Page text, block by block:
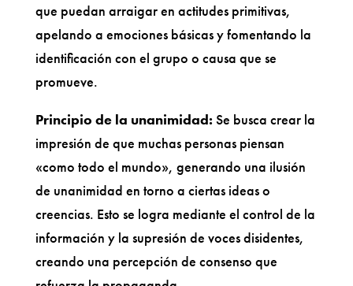
que puedan arraigar en actitudes primitivas,
apelando a emociones básicas y fomentando la
identificación con el grupo o causa que se
promueve.
Principio de la unanimidad: Se busca crear la
impresión de que muchas personas piensan
«como todo el mundo», generando una ilusión
de unanimidad en torno a ciertas ideas o
creencias. Esto se logra mediante el control de la
información y la supresión de voces disidentes,
creando una percepción de consenso que